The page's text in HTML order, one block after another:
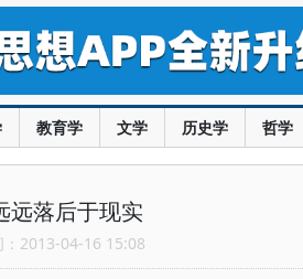
教育学 文学 历史学 哲学
远落后于现实
2013-04-16 15:08